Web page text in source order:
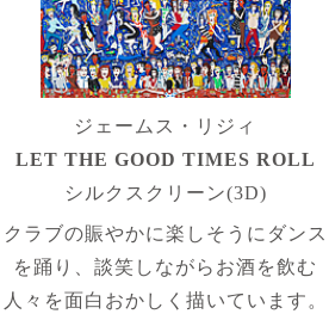
ジェームス・リジィ
LET THE GOOD TIMES ROLL
シルクスクリーン(3D)
クラブの賑やかに楽しそうにダンス
を踊り、談笑しながらお酒を飲む
人々を面白おかしく描いています。